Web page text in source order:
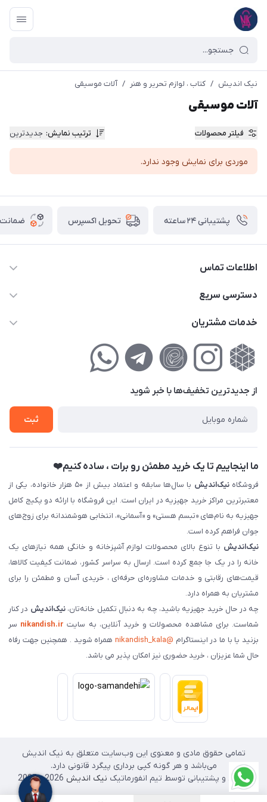
نیک اندیش / کتاب ، لوازم تحریر و هنر / آلات موسیقی
آلات موسیقی
فیلتر محصولات ترتیب نمایش: جدیدترین
موردی برای نمایش وجود ندارد.
پشتیبانی ۲۴ ساعته تحویل اکسپرس ضمانت
اطلاعات تماس
02177111474
کوچه گلریز 4 غربی ، پلاک 13
دسترسی سریع
حساب کاربری
لیست محصولات
خدمات مشتریان
راهنمای‌خرید‌آنلاین
حریم خصوصی
فروش‌اقساطی
از جدید‌ترین تخفیف‌ها با‌ خبر شوید
ثبت
ما اینجاییم تا یک خرید مطمئن رو برات ، ساده کنیم❤️
فروشگاهنیک‌اندیش
با سال‌ها سابقه و اعتماد بیش از ۵۰ هزار خانواده، یکی از
معتبرترین مراکز خرید جهیزیه در ایران است. این فروشگاه با ارائه دو پکیج کامل
جهیزیه به نام‌های «تبسم هستی» و «آسمانی»، انتخابی هوشمندانه برای زوج‌های
جوان فراهم کرده است.
نیک‌اندیش با تنوع بالای محصولات لوازم آشپزخانه و خانگی همه نیازهای یک
خانه را در یک جا جمع کرده است. ارسال به سراسر کشور، ضمانت کیفیت کالاها،
قیمت‌های رقابتی و خدمات مشاوره‌ای حرفه‌ای ، خریدی آسان و مطمئن را برای
مشتریان به همراه دارد.
چه در حال خرید جهیزیه باشید، چه به دنبال تکمیل خانه‌تان،نیک‌اندیش در کنار
شماست. برای مشاهده محصولات و خرید آنلاین، به سایت nikandish.ir سر
بزنید یا با ما در اینستاگرام @nikandish_kala
همراه شوید . همچنین جهت رفاه
حال شما عزیزان ، خرید حضوری نیز امکان پذیر می باشد.
تمامی حقوق مادی و معنوی این وب‌سایت متعلق به نیک اندیش
می‌باشد و هر گونه کپی برداری پیگرد قانونی دارد.
طراحی و پشتیبانی توسط تیم انفورماتیک نیک اندیش 2026 - 2025